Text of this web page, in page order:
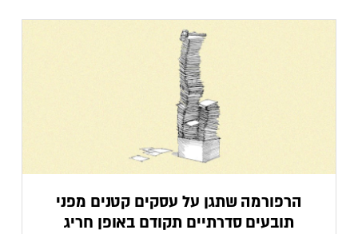
הרפורמה שתגן על עסקים קטנים מפני
תובעים סדרתיים תקודם באופן חריג